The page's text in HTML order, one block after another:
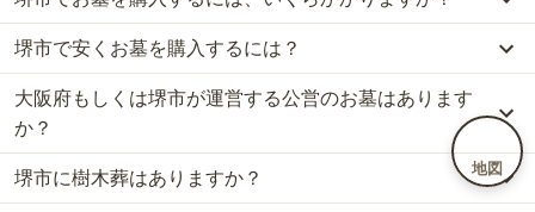
地図
堺市での購入費用の目安は、一般墓が約236万円、樹木葬が約54万
円、納骨堂が約129万円、永代供養墓が約74万円です。
一般墓を建てる場合は、「永代使用料（土地代）」と「墓石代」の
2つが主な費用となります。
堺市の一般墓の永代使用料の平均は91万円で、墓石代は大阪府の平
均145.7万円です。いずれも区画の広さや墓石の大きさ・素材によ
って変わります。
堺市で安くお墓を購入するには？
堺市で一番安価なお墓は、月蔵寺霊園の永代供養墓で、 3万円
お求めいただけます。
一般的に最も費用を抑えられるのは、他の方のご遺骨と一緒に埋葬
する「合祀墓（ごうしぼ）」と呼ばれるタイプです。個別のお墓に
比べて省スペースで管理の手間がかからないため、費用が安く設定
大阪府もしくは堺市が運営する公営のお墓はあります
か？
堺市には、大阪府もしくは堺市 が運営する公営の霊園が
件ありま
す。
堺市に樹木葬はありますか？